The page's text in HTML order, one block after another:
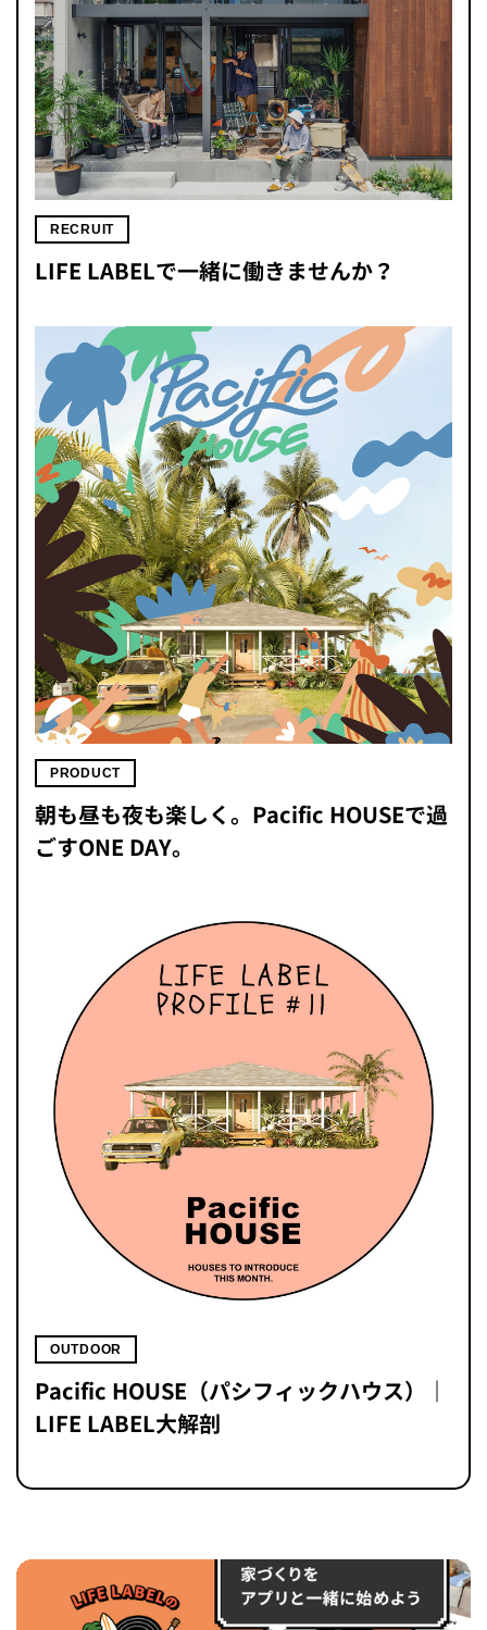
RECRUIT
LIFE LABELで一緒に働きませんか？
PRODUCT
朝も昼も夜も楽しく。Pacific HOUSEで過
ごすONE DAY。
OUTDOOR
Pacific HOUSE（パシフィックハウス）｜
LIFE LABEL大解剖